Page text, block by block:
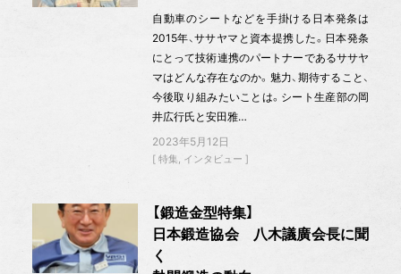
自動車のシートなどを手掛ける日本発条は
2015年、ササヤマと資本提携した。日本発条
にとって技術連携のパートナーであるササヤ
マはどんな存在なのか。魅力、期待すること、
今後取り組みたいことは。シート生産部の岡
井広行氏と安田雅…
2023年5月12日
特集 インタビュー
【鍛造金型特集】
日本鍛造協会 八木議廣会長に聞
く